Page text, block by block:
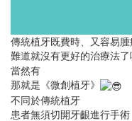
傳統植牙既費時、又容易腫
難道就沒有更好的治療法了
當然有
那就是《微創植牙》
不同於傳統植牙
患者無須切開牙齦進行手術